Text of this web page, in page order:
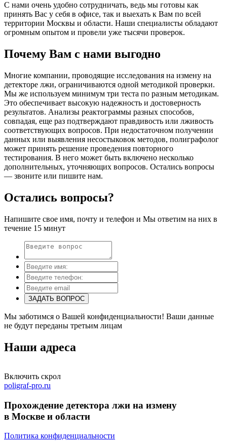
С нами очень удобно сотрудничать, ведь мы готовы как
принять Вас у себя в офисе, так и выехать к Вам по всей
территории Москвы и области. Наши специалисты обладают
огромным опытом и провели уже тысячи проверок.
Почему Вам с нами выгодно
Многие компании, проводящие исследования на измену на
детекторе лжи, ограничиваются одной методикой проверки.
Мы же используем минимум три теста по разным методикам.
Это обеспечивает высокую надежность и достоверность
результатов. Анализы реактограммы разных способов,
совпадая, еще раз подтверждают правдивость или лживость
соответствующих вопросов. При недостаточном получении
данных или выявления несостыковок методов, полиграфолог
может принять решение проведения повторного
тестирования. В него может быть включено несколько
дополнительных, уточняющих вопросов. Остались вопросы
— звоните или пишите нам.
Остались вопросы?
Напишите свое имя, почту и телефон и Мы ответим на них в
течение 15 минут
ЗАДАТЬ ВОПРОС
Мы заботимся о Вашей конфиденциальности! Ваши данные
не будут переданы третьим лицам
Наши адреса
Включить скрол
poligraf-pro.ru
Прохождение детектора лжи на измену
в Москве и области
Политика конфиденциальности